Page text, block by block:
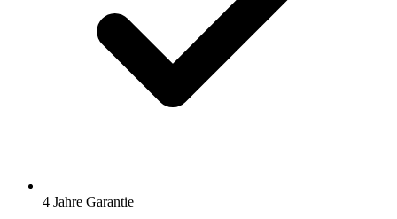
4 Jahre Garantie